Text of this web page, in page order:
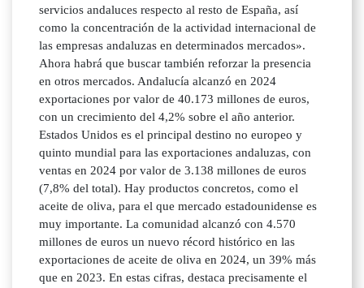
servicios andaluces respecto al resto de España, así
como la concentración de la actividad internacional de
las empresas andaluzas en determinados mercados».
Ahora habrá que buscar también reforzar la presencia
en otros mercados. Andalucía alcanzó en 2024
exportaciones por valor de 40.173 millones de euros,
con un crecimiento del 4,2% sobre el año anterior.
Estados Unidos es el principal destino no europeo y
quinto mundial para las exportaciones andaluzas, con
ventas en 2024 por valor de 3.138 millones de euros
(7,8% del total). Hay productos concretos, como el
aceite de oliva, para el que mercado estadounidense es
muy importante. La comunidad alcanzó con 4.570
millones de euros un nuevo récord histórico en las
exportaciones de aceite de oliva en 2024, un 39% más
que en 2023. En estas cifras, destaca precisamente el